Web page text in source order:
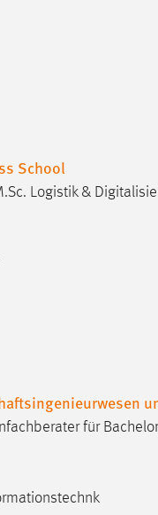
School
Logistik &
für